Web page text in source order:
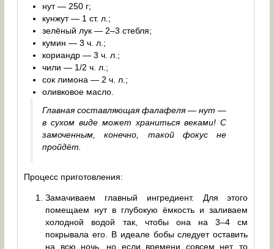
нут — 250 г;
кунжут — 1 ст. л.;
зелёный лук — 2–3 стебля;
кумин — 3 ч. л.;
кориандр — 3 ч. л.;
чили — 1/2 ч. л.;
сок лимона — 2 ч. л.;
оливковое масло.
Главная составляющая фалафеля — нут —
в сухом виде может храниться веками! С
замоченным, конечно, такой фокус не
пройдёт.
Процесс приготовления:
Замачиваем главный ингредиент. Для этого
помещаем нут в глубокую ёмкость и заливаем
холодной водой так, чтобы она на 3–4 см
покрывала его. В идеале бобы следует оставить
на всю ночь, но если времени совсем нет, то